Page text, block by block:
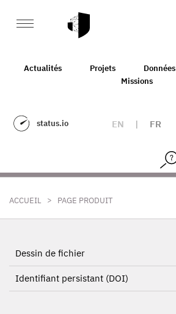
Actualités Projets Données
Missions
status.io EN | FR
ACCUEIL > PAGE PRODUIT
Dessin de fichier
Identifiant persistant (DOI)